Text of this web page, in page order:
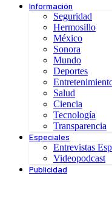
Información
Seguridad
Hermosillo
México
Sonora
Mundo
Deportes
Salud
Ciencia
Tecnología
Transparencia
Especiales
Entrevistas
Videopodcast
Publicidad